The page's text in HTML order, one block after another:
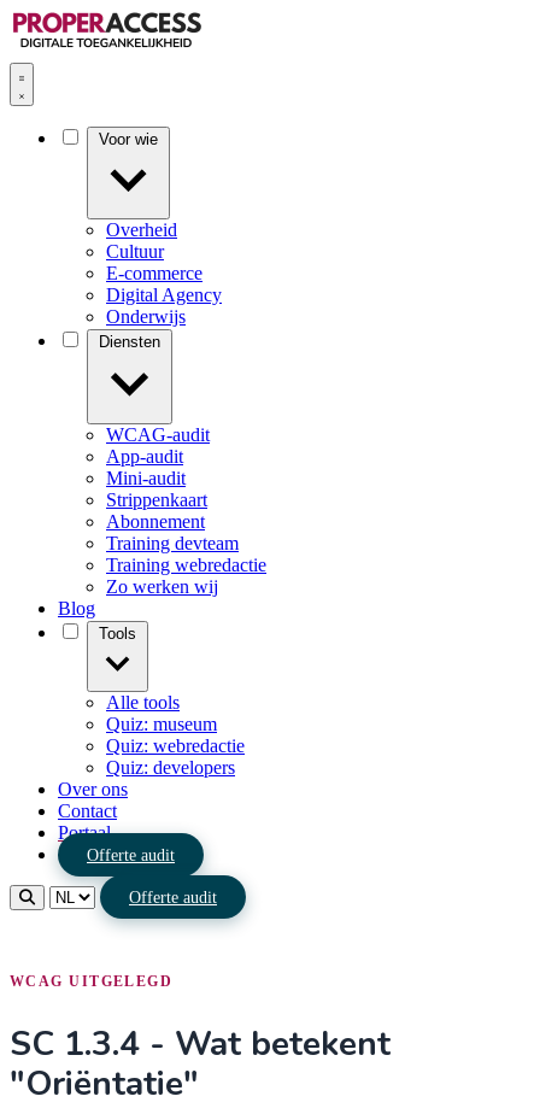
Overheid
Cultuur
E-commerce
Digital Agency
Onderwijs
WCAG-audit
App-audit
Mini-audit
Strippenkaart
Abonnement
Training devteam
Training webredactie
Zo werken wij
Blog
Alle tools
Quiz: museum
Quiz: webredactie
Quiz: developers
Over ons
Contact
Portaal
Offerte audit
Offerte audit
WCAG UITGELEGD
SC 1.3.4 - Wat betekent
"Oriëntatie"